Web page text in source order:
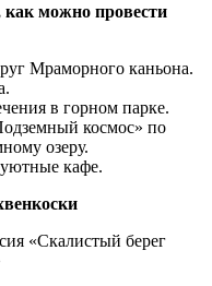
можно провести
Мраморного каньона.
в горном парке.
космос» по
озеру.
кафе.
«Скалистый берег